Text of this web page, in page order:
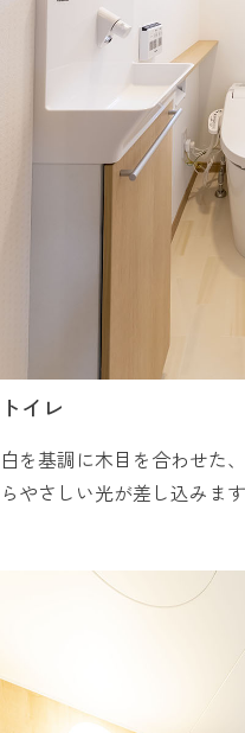
トイレ
白を基調に木目を合わせた
らやさしい光が差し込みます